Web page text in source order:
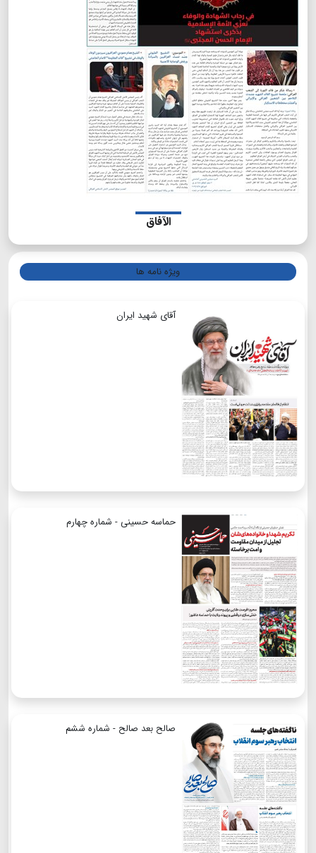
الآفاق
ویژه نامه ها
آقای شهید ایران
حماسه حسینی - شماره چهارم
صالح بعد صالح - شماره ششم